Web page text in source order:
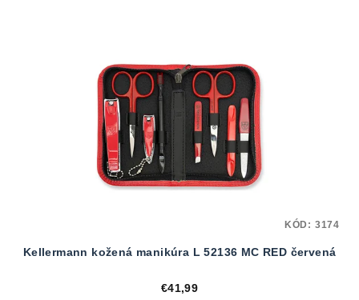
Kellermann kožená manikúra L 52136 MC RED červená
€41,99
KÓD: 3174